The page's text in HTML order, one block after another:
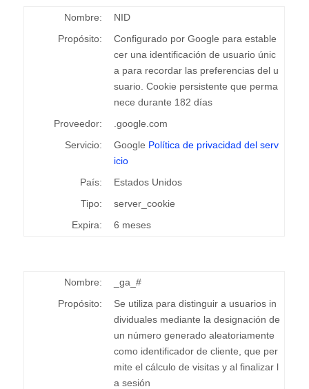
Nombre:
NID
Propósito:
Configurado por Google para estable
cer una identificación de usuario únic
a para recordar las preferencias del u
suario. Cookie persistente que perma
nece durante 182 días
Proveedor:
.google.com
Servicio:
Google Política de privacidad del serv
icio
País:
Estados Unidos
Tipo:
server_cookie
Expira:
6 meses
Nombre:
_ga_#
Propósito:
Se utiliza para distinguir a usuarios in
dividuales mediante la designación de
un número generado aleatoriamente
como identificador de cliente, que per
mite el cálculo de visitas y al finalizar l
a sesión